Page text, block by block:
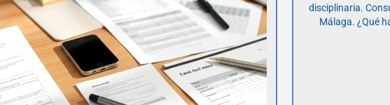
disciplinaria.
Málaga. ¿Qué